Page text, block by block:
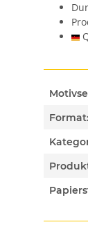
Format: